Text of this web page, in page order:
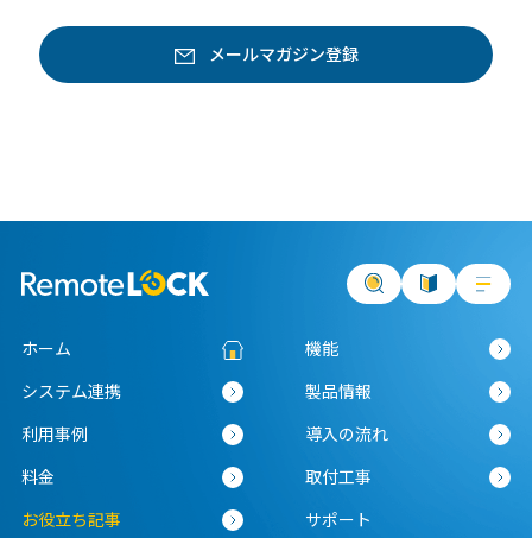
ホーム
機能
システム連携
製品情報
利用事例
導入の流れ
料金
取付工事
お役立ち記事
サポート